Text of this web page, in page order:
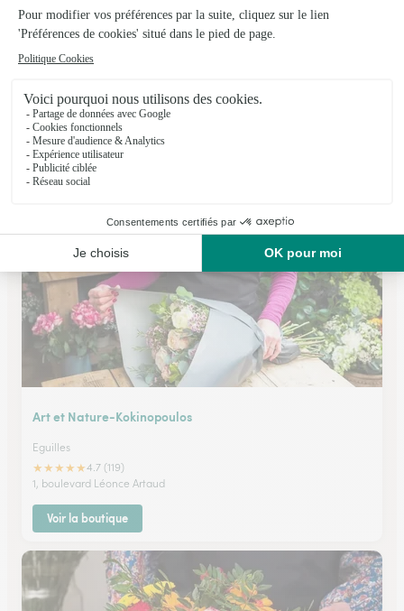
Les Fleurs de Celony
Aix en Provence
★★★ ★★4.5 (84)
Voir la boutique
Art et Nature-Kokinopoulos
Eguilles
★★★★★4.7 (119)
1, boulevard Léonce Artaud
Voir la boutique